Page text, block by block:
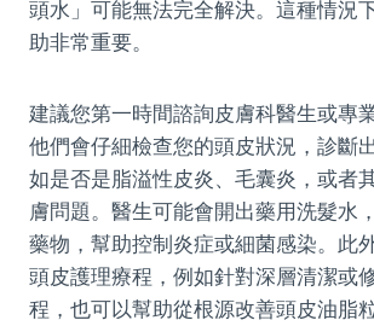
頭水」可能無法完全解決。這種情況
助非常重要。
建議您第一時間諮詢皮膚科醫生或專
他們會仔細檢查您的頭皮狀況，診斷
如是否是脂溢性皮炎、毛囊炎，或者
膚問題。醫生可能會開出藥用洗髮水
藥物，幫助控制炎症或細菌感染。此
頭皮護理療程，例如針對深層清潔或
程，也可以幫助從根源改善頭皮油脂